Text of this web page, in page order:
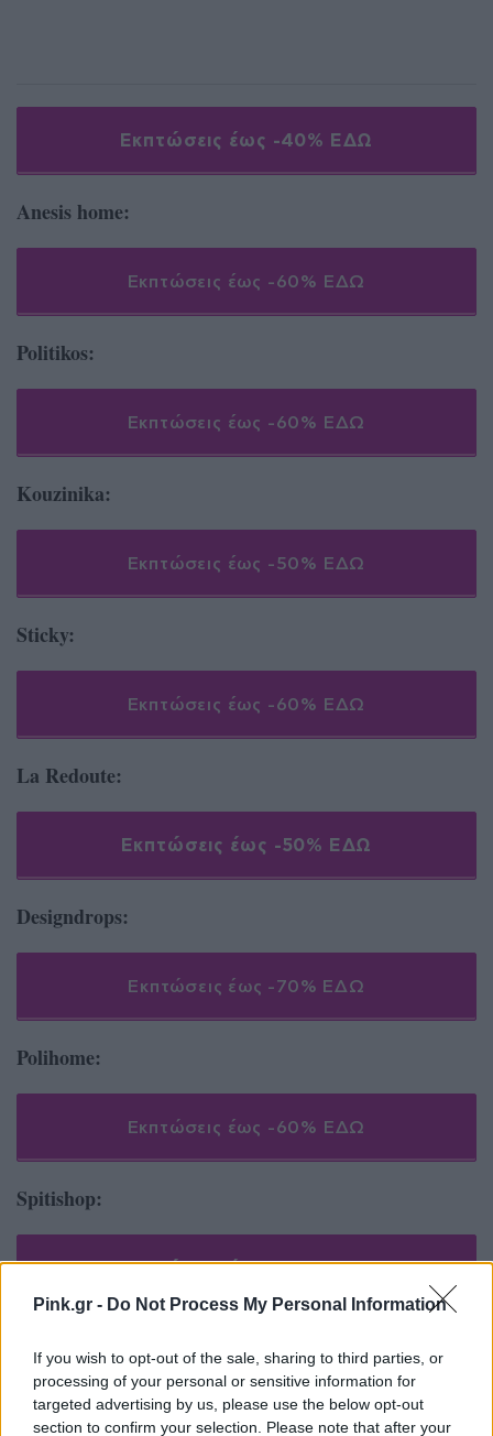
Pink.gr - Do Not Process My Personal Information
If you wish to opt-out of the sale, sharing to third parties, or
processing of your personal or sensitive information for
targeted advertising by us, please use the below opt-out
section to confirm your selection. Please note that after your
Εκπτώσεις έως -40% ΕΔΩ
Αnesis home:
Εκπτώσεις έως -60% ΕΔΩ
Politikos:
Εκπτώσεις έως -60% ΕΔΩ
Kouzinika:
Εκπτώσεις έως -50% ΕΔΩ
Sticky:
Εκπτώσεις έως -60% ΕΔΩ
La Redoute:
Εκπτώσεις έως -50% ΕΔΩ
Designdrops:
Εκπτώσεις έως -70% ΕΔΩ
Polihome:
Εκπτώσεις έως -60% ΕΔΩ
Spitishop:
Εκπτώσεις έως -60% ΕΔΩ
Εκπτώσεις έως -70% ΕΔΩ